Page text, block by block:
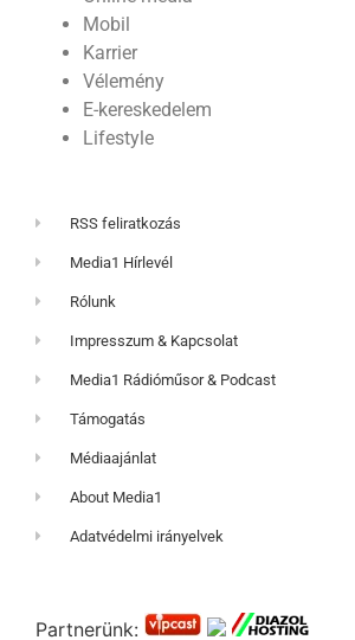
Mobil
Karrier
Vélemény
E-kereskedelem
Lifestyle
RSS feliratkozás
Media1 Hírlevél
Rólunk
Impresszum & Kapcsolat
Media1 Rádióműsor & Podcast
Támogatás
Médiaajánlat
About Media1
Adatvédelmi irányelvek
Partnerünk: